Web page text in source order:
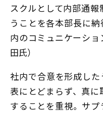
スクルとして内部通
うことを各本部長に
内のコミュニケーシ
田氏）
社内で合意を形成し
表にとどまらず、真
することを重視。サ